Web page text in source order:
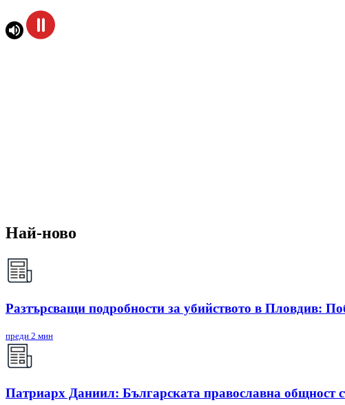
Най-ново
Разтърсващи подробности за убийството в Пловдив:
преди 2 мин
Патриарх Даниил: Българската православна общност